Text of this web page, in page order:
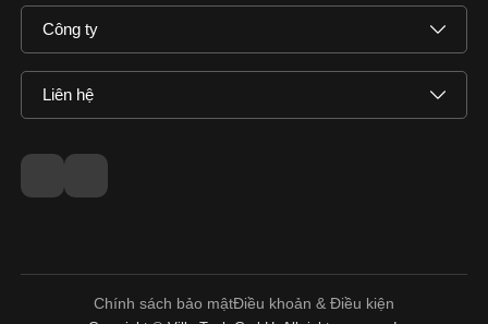
Công ty
Liên hệ
Chính sách bảo mậtĐiều khoản & Điều kiện